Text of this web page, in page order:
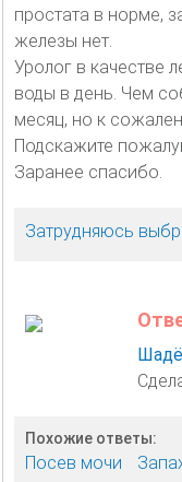
простата в норме,
железы нет.
Уролог в качестве
воды в день. Чем
месяц, но к
Подскажите
Заранее спасибо.
Затрудняюсь
Похожие ответы:
Посев мочи